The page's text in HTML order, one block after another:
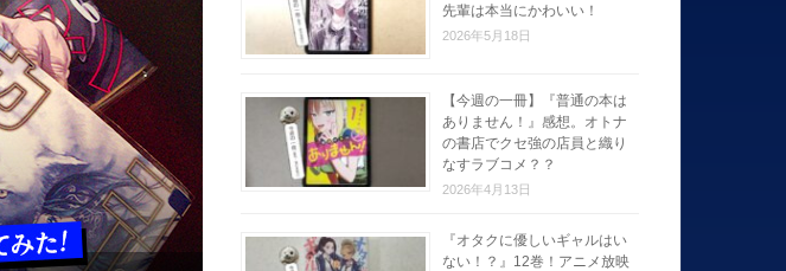
先輩は本当にかわいい！
2026年5月18日
【今週の一冊】『普通の本は
ありません！』感想。オトナ
の書店でクセ強の店員と織り
なすラブコメ？？
2026年4月13日
『オタクに優しいギャルはい
ない！？』12巻！アニメ放映